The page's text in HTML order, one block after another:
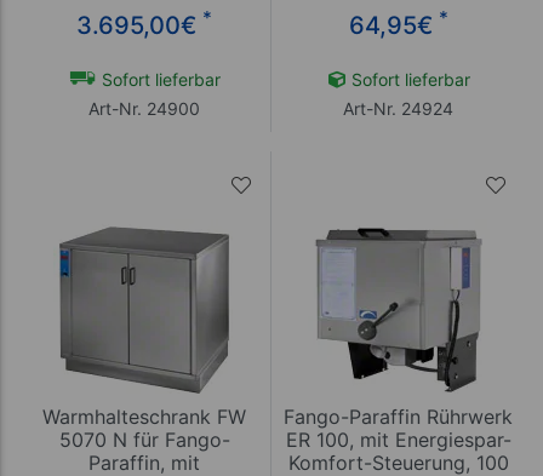
3.695,00€ *
Sofort lieferbar
Art-Nr. 24900
64,95€ *
Sofort lieferbar
Art-Nr. 24924
Warmhalteschrank FW
5070 N für Fango-
Paraffin, mit
Fango-Paraffin Rührwerk
ER 100, mit Energiespar-
Komfort-Steuerung, 100